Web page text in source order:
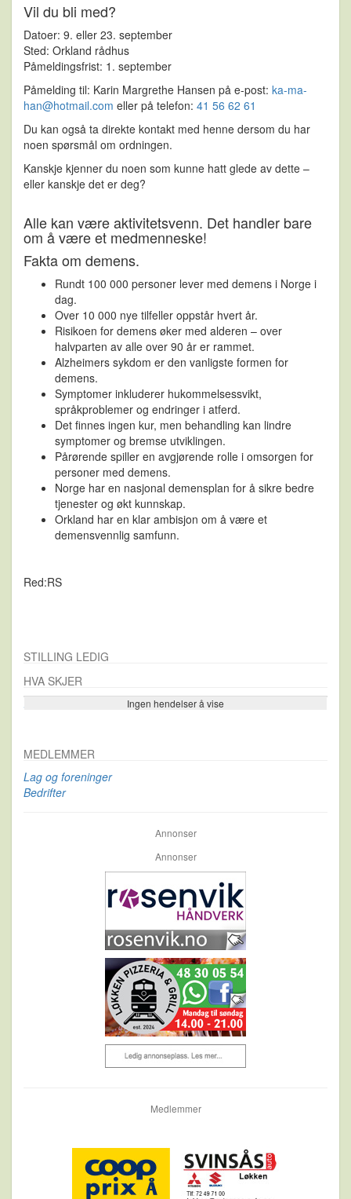
Vil du bli med?
Datoer: 9. eller 23. september
Sted: Orkland rådhus
Påmeldingsfrist: 1. september
Påmelding til: Karin Margrethe Hansen på e-post: ka-ma-
han@hotmail.com eller på telefon: 41 56 62 61
Du kan også ta direkte kontakt med henne dersom du har
noen spørsmål om ordningen.
Kanskje kjenner du noen som kunne hatt glede av dette –
eller kanskje det er deg?
Alle kan være aktivitetsvenn. Det handler bare
om å være et medmenneske!
Fakta om demens.
Rundt 100 000 personer lever med demens i Norge i
dag.
Over 10 000 nye tilfeller oppstår hvert år.
Risikoen for demens øker med alderen – over
halvparten av alle over 90 år er rammet.
Alzheimers sykdom er den vanligste formen for
demens.
Symptomer inkluderer hukommelsessvikt,
språkproblemer og endringer i atferd.
Det finnes ingen kur, men behandling kan lindre
symptomer og bremse utviklingen.
Pårørende spiller en avgjørende rolle i omsorgen for
personer med demens.
Norge har en nasjonal demensplan for å sikre bedre
tjenester og økt kunnskap.
Orkland har en klar ambisjon om å være et
demensvennlig samfunn.
Red:RS
STILLING LEDIG
HVA SKJER
Ingen hendelser å vise
Se flere…
MEDLEMMER
Lag og foreninger
Bedrifter
Annonser
Annonser
Medlemmer